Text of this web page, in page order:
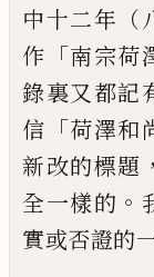
中十二年（
作 「南宗荷
錄裏又都記
信 「荷澤和
新改的標題
全一樣的 。
實或否證的